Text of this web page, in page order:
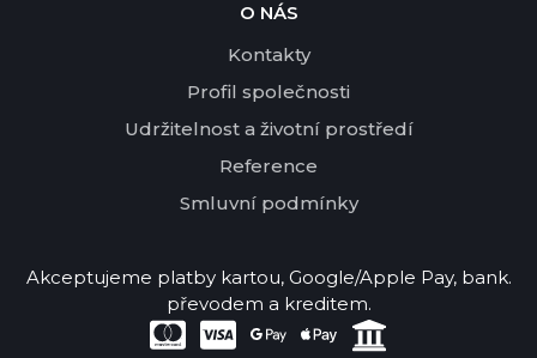
O NÁS
Kontakty
Profil společnosti
Udržitelnost a životní prostředí
Reference
Smluvní podmínky
Akceptujeme platby kartou, Google/Apple Pay, bank.
převodem a kreditem.